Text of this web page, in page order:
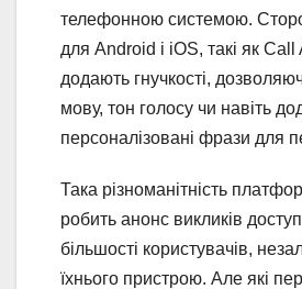
телефонною системою.
для Android і iOS, такі як
додають гнучкості,
мову, тон голосу чи навіть
персоналізовані фрази для
Така різноманітність
робить анонс викликів
більшості користувачів,
їхнього пристрою. Але які